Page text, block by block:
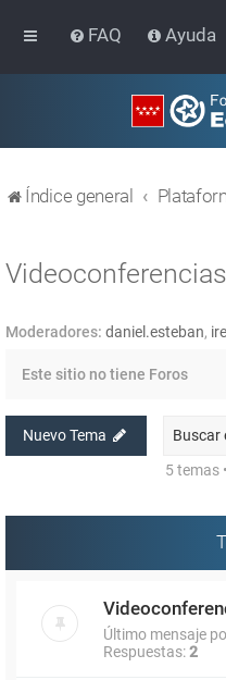
FAQ Ayuda
Índice general
Moderadores: daniel.esteban,
Este sitio no tiene Foros
Nuevo Tema
5 temas
Último mensaje
Respuestas:2